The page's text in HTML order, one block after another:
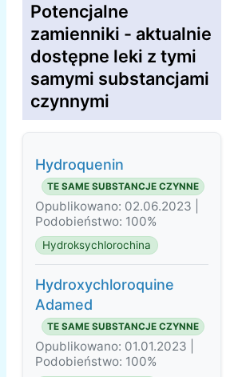
Potencjalne
zamienniki - aktualnie
dostępne leki z tymi
samymi substancjami
czynnymi
Hydroquenin
TE SAME SUBSTANCJE CZYNNE
Opublikowano: 02.06.2023 |
Podobieństwo: 100%
Hydroksychlorochina
Hydroxychloroquine
Adamed
TE SAME SUBSTANCJE CZYNNE
Opublikowano: 01.01.2023 |
Podobieństwo: 100%